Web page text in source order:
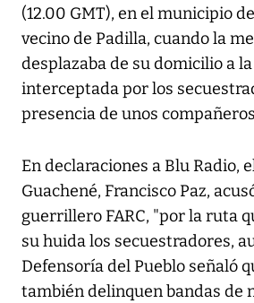
(12.00 GMT), en el municipio
vecino de Padilla, cuando la
desplazaba de su domicilio a
interceptada por los
presencia de unos
En declaraciones a Blu Radio,
Guachené, Francisco Paz,
guerrillero FARC, "por la ruta
su huida los secuestradores,
Defensoría del Pueblo señaló
también delinquen bandas de